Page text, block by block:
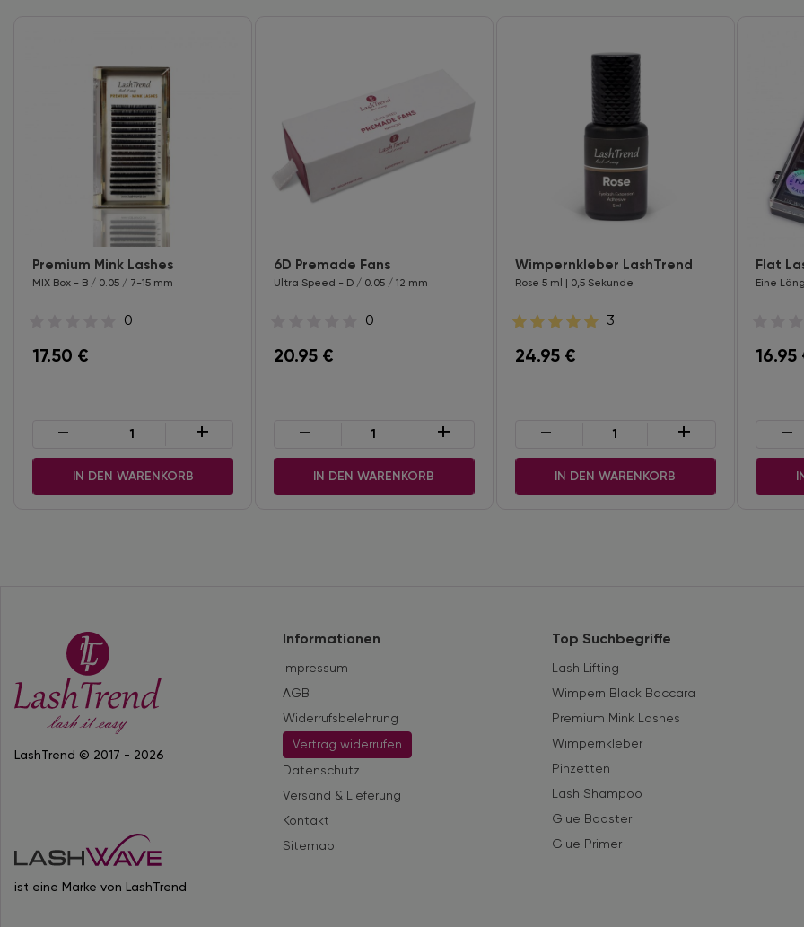
Premium Mink Lashes
MIX Box - B / 0.05 / 7-15 mm
0
17.50 €
- +
IN DEN WARENKORB
6D Premade Fans
Ultra Speed - D / 0.05 / 12 mm
0
20.95€
- +
IN DEN WARENKORB
Wimpernkleber LashTrend
Rose 5 ml | 0,5 Sekunde
3
24.95€
- +
IN DEN WARENKORB
Flat
Eine
16.95
-
LashTrend © 2017 - 2026
ist eine Marke von LashTrend
Informationen
Impressum
AGB
Widerrufsbelehrung
Vertrag widerrufen
Datenschutz
Versand & Lieferung
Kontakt
Sitemap
Top Suchbegriffe
Lash Lifting
Wimpern Black Baccara
Premium Mink Lashes
Wimpernkleber
Pinzetten
Lash Shampoo
Glue Booster
Glue Primer